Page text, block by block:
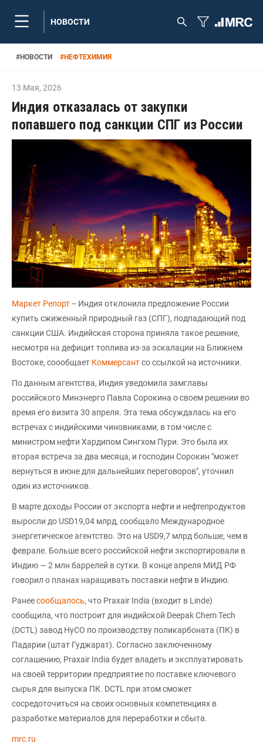
НОВОСТИ
#НОВОСТИ #НЕФТЕХИМИЯ
13 Мая, 2026
Индия отказалась от закупки
попавшего под санкции СПГ из России
Маркет Репорт-- Индия отклонила предложение России
купить сжиженный природный газ (СПГ), подпадающий под
санкции США. Индийская сторона приняла такое решение,
несмотря на дефицит топлива из-за эскалации на Ближнем
Востоке, соообщает Коммерсантсо ссылкой на источники.
По данным агентства, Индия уведомила замглавы
российского Минэнерго Павла Сорокина о своем решении во
время его визита 30 апреля. Эта тема обсуждалась на его
встречах с индийскими чиновниками, в том числе с
министром нефти Хардипом Сингхом Пури. Это была их
вторая встреча за два месяца, и господин Сорокин "может
вернуться в июне для дальнейших переговоров", уточнил
один из источников.
В марте доходы России от экспорта нефти и нефтепродуктов
выросли до USD19,04 млрд, сообщало Международное
энергетическое агентство. Это на USD9,7 млрд больше, чем в
феврале. Больше всего российской нефти экспортировали в
Индию — 2 млн баррелей в сутки. В конце апреля МИД РФ
говорил о планах наращивать поставки нефти в Индию.
Ранеесообщалось, что Praxair India (входит в Linde)
сообщила, что построит для индийской Deepak Chem Tech
(DCTL) завод HyCO по производству поликарбоната (ПК) в
Падарии (штат Гуджарат). Согласно заключенному
соглашению, Praxair India будет владеть и эксплуатировать
на своей территории предприятие по поставке ключевого
сырья для выпуска ПК. DCTL при этом сможет
сосредоточиться на своих основных компетенциях в
разработке материалов для переработки и сбыта.
mrc.ru